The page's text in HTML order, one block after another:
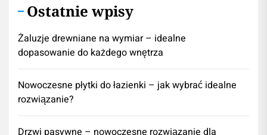
Ostatnie wpisy
Żaluzje drewniane na wymiar – idealne
dopasowanie do każdego wnętrza
Nowoczesne płytki do łazienki – jak wybrać idealne
rozwiązanie?
Drzwi pasywne – nowoczesne rozwiązanie dla